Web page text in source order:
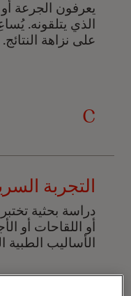
يعرفون الجرعة أو
الذي يتلقونه.
على نزاهة النتائج.
C
التجربة
دراسة بحثية
أو اللقاحات أو
الأساليب